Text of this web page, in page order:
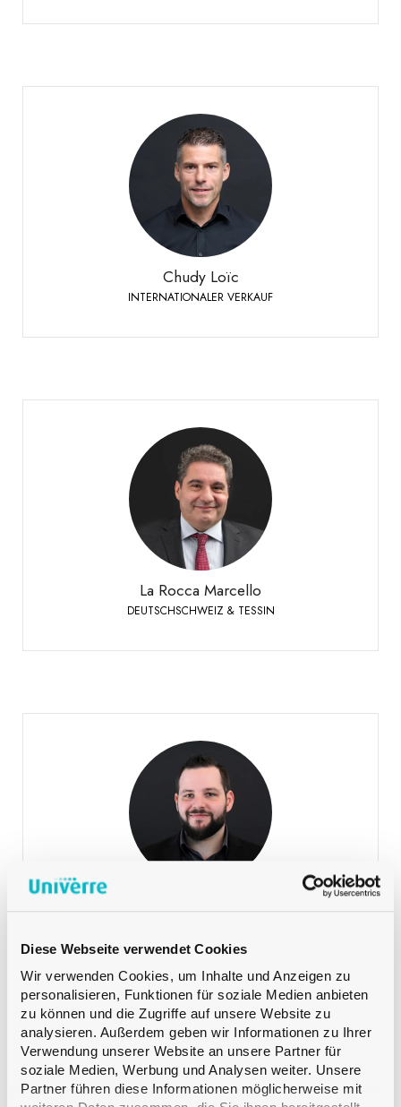
Diese Webseite verwendet Cookies
Wir verwenden Cookies, um Inhalte und Anzeigen zu
personalisieren, Funktionen für soziale Medien anbieten
zu können und die Zugriffe auf unsere Website zu
analysieren. Außerdem geben wir Informationen zu Ihrer
Verwendung unserer Website an unsere Partner für
soziale Medien, Werbung und Analysen weiter. Unsere
Partner führen diese Informationen möglicherweise mit
Chudy Loïc
INTERNATIONALER VERKAUF
Chudy Loïc
INTERNATIONALER VERKAUF
Telefon:
+41 79 524 72 19
La Rocca Marcello
DEUTSCHSCHWEIZ & TESSIN
La Rocca Marcello
DEUTSCHSCHWEIZ & TESSIN
Verkaufsleiter Deutschschweiz & Tessin
Handy:
+41 79 447 94 48
Lehmann Martin
VERKAUF DEUTSCHSCHWEIZ
Product Manager Spirituosen